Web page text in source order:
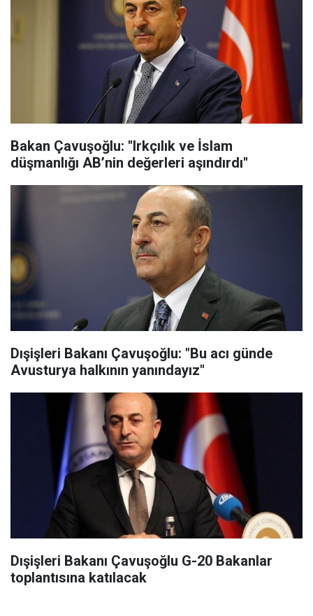
Bakan Çavuşoğlu: ''Irkçılık ve İslam
düşmanlığı AB’nin değerleri aşındırdı''
Dışişleri Bakanı Çavuşoğlu: "Bu acı günde
Avusturya halkının yanındayız"
Dışişleri Bakanı Çavuşoğlu G-20 Bakanlar
toplantısına katılacak